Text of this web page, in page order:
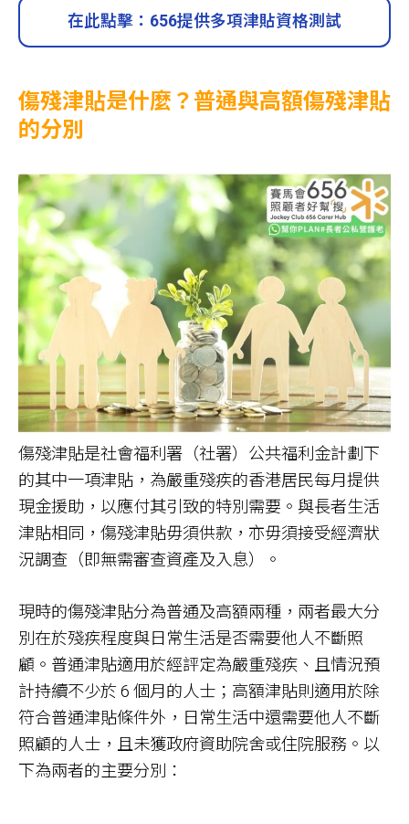
在此點擊：656提供多項津貼資格測試
傷殘津貼是什麼？普通與高額傷殘津貼
的分別
傷殘津貼是社會福利署（社署）公共福利金計劃下
的其中一項津貼，為嚴重殘疾的香港居民每月提供
現金援助，以應付其引致的特別需要。與長者生活
津貼相同，傷殘津貼毋須供款，亦毋須接受經濟狀
況調查（即無需審查資產及入息）。
現時的傷殘津貼分為普通及高額兩種，兩者最大分
別在於殘疾程度與日常生活是否需要他人不斷照
顧。普通津貼適用於經評定為嚴重殘疾、且情況預
計持續不少於 6 個月的人士；高額津貼則適用於除
符合普通津貼條件外，日常生活中還需要他人不斷
照顧的人士，且未獲政府資助院舍或住院服務。以
下為兩者的主要分別：